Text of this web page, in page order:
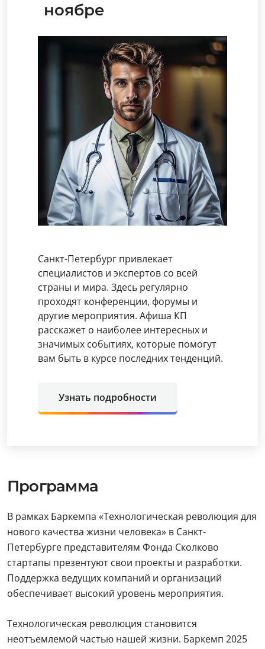
ноябре
Санкт-Петербург привлекает
специалистов и экспертов со всей
страны и мира. Здесь регулярно
проходят конференции, форумы и
другие мероприятия. Афиша КП
расскажет о наиболее интересных и
значимых событиях, которые помогут
вам быть в курсе последних тенденций.
Узнать подробности
Программа
В рамках Баркемпа «Технологическая революция для
нового качества жизни человека» в Санкт-
Петербурге представителям Фонда Сколково
стартапы презентуют свои проекты и разработки.
Поддержка ведущих компаний и организаций
обеспечивает высокий уровень мероприятия.
Технологическая революция становится
неотъемлемой частью нашей жизни. Баркемп 2025